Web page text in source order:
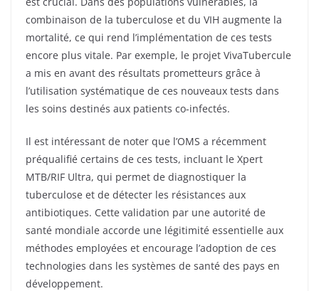
combinaison de la tuberculose et du VIH augmente la
mortalité, ce qui rend l’implémentation de ces tests
encore plus vitale. Par exemple, le projet VivaTubercule
a mis en avant des résultats prometteurs grâce à
l’utilisation systématique de ces nouveaux tests dans
les soins destinés aux patients co-infectés.
Il est intéressant de noter que l’OMS a récemment
préqualifié certains de ces tests, incluant le Xpert
MTB/RIF Ultra, qui permet de diagnostiquer la
tuberculose et de détecter les résistances aux
antibiotiques. Cette validation par une autorité de
santé mondiale accorde une légitimité essentielle aux
méthodes employées et encourage l’adoption de ces
technologies dans les systèmes de santé des pays en
développement.